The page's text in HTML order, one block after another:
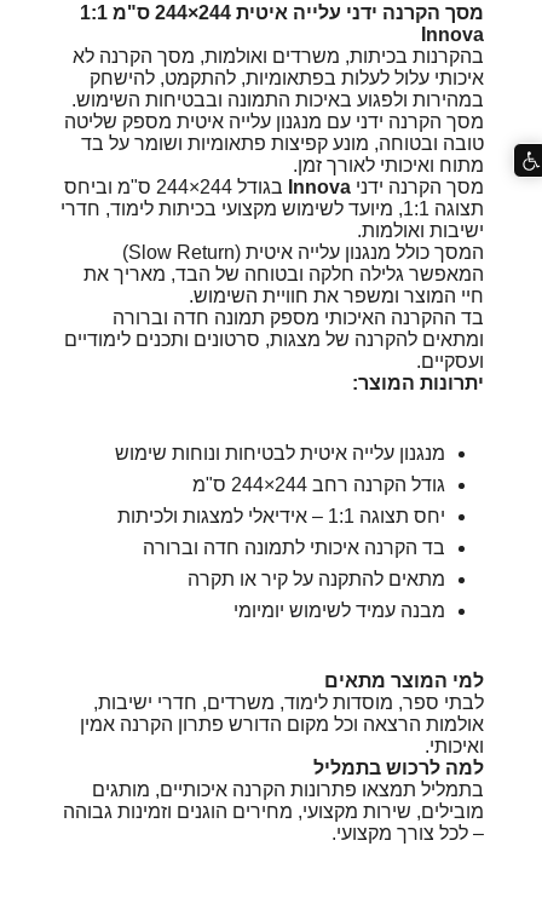
מסך הקרנה ידני עלייה איטית 244×244 ס"מ 1:1
Innova
בהקרנות בכיתות, משרדים ואולמות, מסך הקרנה לא
איכותי עלול לעלות בפתאומיות, להתקמט, להישחק
במהירות ולפגוע באיכות התמונה ובבטיחות השימוש.
מסך הקרנה ידני עם מנגנון עלייה איטית מספק שליטה
טובה ובטוחה, מונע קפיצות פתאומיות ושומר על בד
מתוח ואיכותי לאורך זמן.
מסך הקרנה ידני Innova
בגודל 244×244 ס"מ וביחס
תצוגה 1:1, מיועד לשימוש מקצועי בכיתות לימוד, חדרי
ישיבות ואולמות.
המסך כולל מנגנון עלייה איטית (Slow Return)
המאפשר גלילה חלקה ובטוחה של הבד, מאריך את
חיי המוצר ומשפר את חוויית השימוש.
בד ההקרנה האיכותי מספק תמונה חדה וברורה
ומתאים להקרנה של מצגות, סרטונים ותכנים לימודיים
ועסקיים.
יתרונות המוצר:
מנגנון עלייה איטית לבטיחות ונוחות שימוש
גודל הקרנה רחב 244×244 ס"מ
יחס תצוגה 1:1 – אידיאלי למצגות ולכיתות
בד הקרנה איכותי לתמונה חדה וברורה
מתאים להתקנה על קיר או תקרה
מבנה עמיד לשימוש יומיומי
למי המוצר מתאים
לבתי ספר, מוסדות לימוד, משרדים, חדרי ישיבות,
אולמות הרצאה וכל מקום הדורש פתרון הקרנה אמין
ואיכותי.
למה לרכוש בתמליל
בתמליל תמצאו פתרונות הקרנה איכותיים, מותגים
מובילים, שירות מקצועי, מחירים הוגנים וזמינות גבוהה
– לכל צורך מקצועי.